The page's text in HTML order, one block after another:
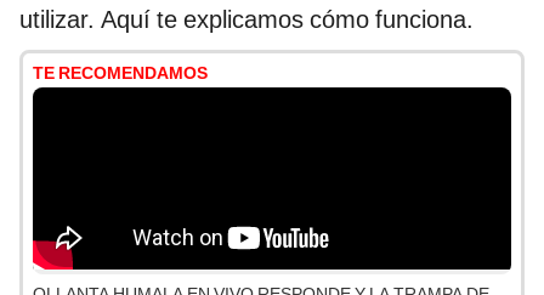
utilizar. Aquí te explicamos cómo funciona.
TE RECOMENDAMOS